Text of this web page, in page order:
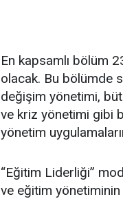
En kapsamlı bölüm
olacak. Bu bölümde
değişim yönetimi,
ve kriz yönetimi gibi
yönetim
“Eğitim Liderliği”
ve eğitim